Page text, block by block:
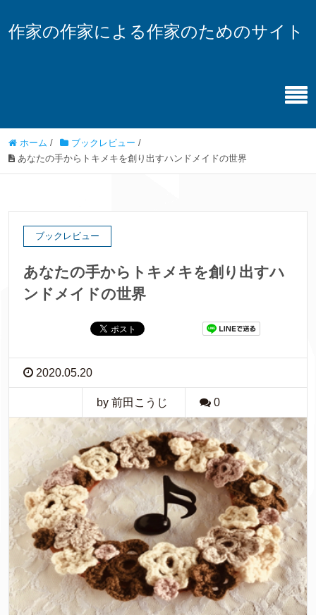
作家の作家による作家のためのサイト
ホーム / ブックレビュー /
あなたの手からトキメキを創り出すハンドメイドの世界
ブックレビュー
あなたの手からトキメキを創り出すハ
ンドメイドの世界
2020.05.20
by 前田こうじ 0